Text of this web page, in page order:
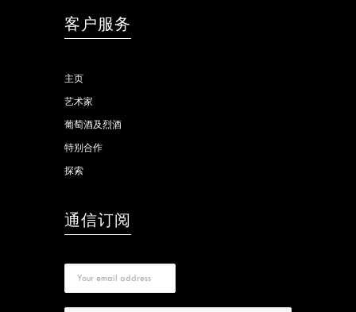
客户服务
主页
艺术家
葡萄酒及烈酒
特别合作
探索
通信订阅